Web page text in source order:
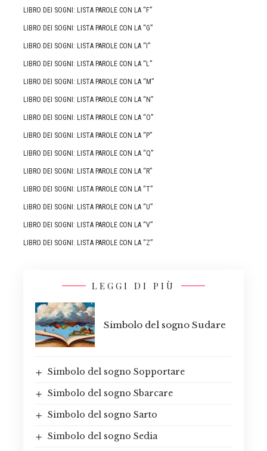
LIBRO DEI SOGNI: LISTA PAROLE CON LA “F”
LIBRO DEI SOGNI: LISTA PAROLE CON LA “G”
LIBRO DEI SOGNI: LISTA PAROLE CON LA “I”
LIBRO DEI SOGNI: LISTA PAROLE CON LA “L”
LIBRO DEI SOGNI: LISTA PAROLE CON LA “M”
LIBRO DEI SOGNI: LISTA PAROLE CON LA “N”
LIBRO DEI SOGNI: LISTA PAROLE CON LA “O”
LIBRO DEI SOGNI: LISTA PAROLE CON LA “P”
LIBRO DEI SOGNI: LISTA PAROLE CON LA “Q”
LIBRO DEI SOGNI: LISTA PAROLE CON LA “R”
LIBRO DEI SOGNI: LISTA PAROLE CON LA “T”
LIBRO DEI SOGNI: LISTA PAROLE CON LA “U”
LIBRO DEI SOGNI: LISTA PAROLE CON LA “V”
LIBRO DEI SOGNI: LISTA PAROLE CON LA “Z”
LEGGI DI PIÙ
Simbolo del sogno Sudare
Simbolo del sogno Sopportare
Simbolo del sogno Sbarcare
Simbolo del sogno Sarto
Simbolo del sogno Sedia